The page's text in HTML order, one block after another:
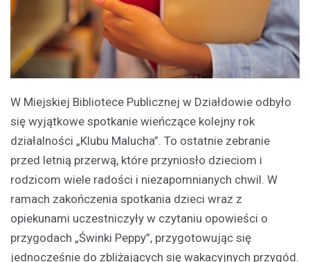
W Miejskiej Bibliotece Publicznej w Działdowie odbyło
się wyjątkowe spotkanie wieńczące kolejny rok
działalności „Klubu Malucha”. To ostatnie zebranie
przed letnią przerwą, które przyniosło dzieciom i
rodzicom wiele radości i niezapomnianych chwil. W
ramach zakończenia spotkania dzieci wraz z
opiekunami uczestniczyły w czytaniu opowieści o
przygodach „Świnki Peppy”, przygotowując się
jednocześnie do zbliżających się wakacyjnych przygód.